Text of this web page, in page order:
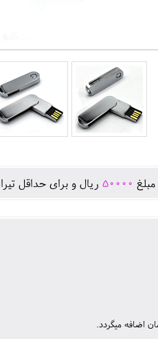
مبلغ 50000 ريال و برای حداقل